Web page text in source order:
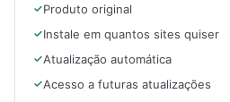
Produto original
Instale em quantos sites quiser
Atualização automática
Acesso a futuras atualizações